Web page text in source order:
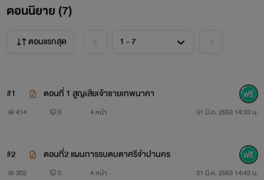
จากหลังช้างศรีบัญชร เพื่อประลองเพลงดาบกับพระเจ้าขันติราช
พลาดท่า ถูกคมดาบสิ้นพระชนน์ทันที ทหารนำพระศพ ถอยทัพ
หลังจากนั้นต่อมาไม่นาน เจ้าชายเทพนาคา พระราชบุตรองค์
ใหญ่ ได้ยกทัพไปแก้แค้นแทนพระบิดา แต่แล้วเมืองจันผาคำนคร
ชนน์ด้วยคมดาบน้ำพี้ศรีจำปา พระนางแก้วฟ้าเทวี พระมเหสีคู่
บารมีของพระเจ้าเขมทัตธิราช ได้รับสั่งห้ามมิให้ผู้ใดไปทำศึกกับ
ตอนนิยาย (7)
ตอนแรกสุด
#1 ตอนที่ 1 สูญเสียเจ้าชายเทพนาคา
414 0 4 หน้า 31 มี.ค. 2563 14:33 น.
#2 ตอนที่2 แผนการรบตบตาศรีจำปานคร
302 0 4 หน้า 31 มี.ค. 2563 14:43 น.